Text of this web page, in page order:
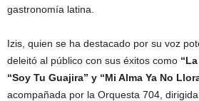
gastronomía latina.
Izis, quien se ha destacado por su voz
deleitó al público con sus éxitos como
“Soy Tu Guajira” y “Mi Alma Ya No
acompañada por la Orquesta 704,